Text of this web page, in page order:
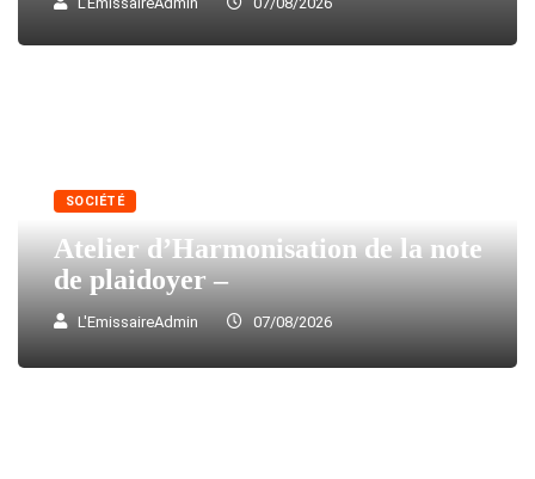
SOCIÉTÉ
Atelier d’Harmonisation de la note
de plaidoyer –
L'EmissaireAdmin 07/08/2026